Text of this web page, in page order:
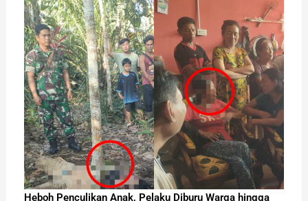
Heboh Penculikan Anak, Pelaku Diburu Warga hingga